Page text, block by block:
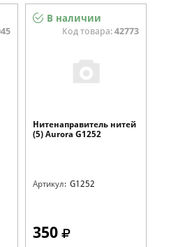
Нитенаправитель нитей
(5) Aurora G1252
Артикул: G1252
В наличии
Код товара: 42773
350